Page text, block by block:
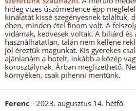
hideg vizes úszómedence épp
kínálatát kissé szegényesnek találtuk,
éhen, minden étel finom volt. A
vidámak, kedvesek voltak. A biliárd és
használhatatlan, talán nem kellene
jól éreztük magunkat. Kis gyerekes
ajánlanám a hotelt, inkább a közép
korosztálynak. Árban megfizethető.
környéken, csak pihenni mentünk.
Ferenc - 2023. augusztus 14. hétfő